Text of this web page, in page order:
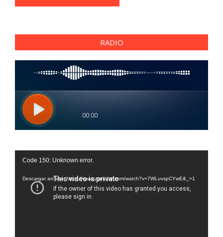
RADIO
Reproductor
vídeo
Code 150: Unknown error.
Descargar archivo: https://www.youtube.com/watch?v=7WLuvspCYwE&_=1